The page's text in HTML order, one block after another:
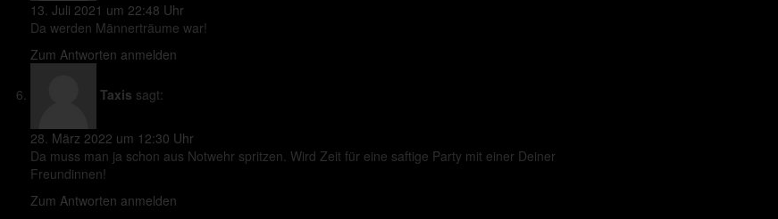
13. Juli 2021 um 22:48 Uhr
Da werden Männerträume war!
Zum Antworten anmelden
Taxis sagt:
28. März 2022 um 12:30 Uhr
Da muss man ja schon aus Notwehr spritzen. Wird Zeit für eine saftige Party mit einer Deiner
Freundinnen!
Zum Antworten anmelden